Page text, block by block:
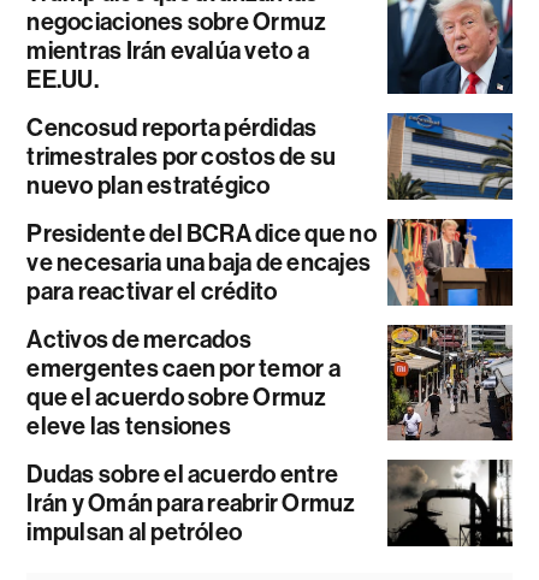
negociaciones sobre Ormuz
mientras Irán evalúa veto a
EE.UU.
Cencosud reporta pérdidas
trimestrales por costos de su
nuevo plan estratégico
Presidente del BCRA dice que no
ve necesaria una baja de encajes
para reactivar el crédito
Activos de mercados
emergentes caen por temor a
que el acuerdo sobre Ormuz
eleve las tensiones
Dudas sobre el acuerdo entre
Irán y Omán para reabrir Ormuz
impulsan al petróleo